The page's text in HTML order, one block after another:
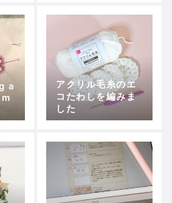
a
アクリル毛糸のエ
コたわしを編みま
した